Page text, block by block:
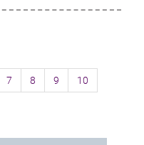
7 8 9 10